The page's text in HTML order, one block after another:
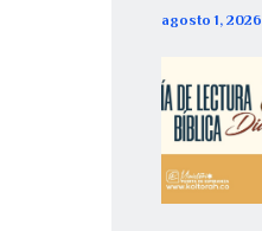
agosto 1, 2026